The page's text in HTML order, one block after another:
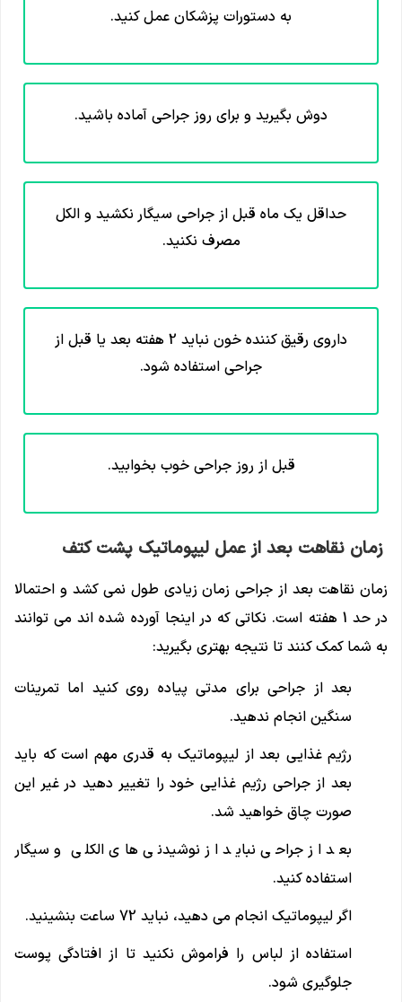
به دستورات پزشکان عمل کنید.
دوش بگیرید و برای روز جراحی آماده باشید.
حداقل یک ماه قبل از جراحی سیگار نکشید و الکل
مصرف نکنید.
داروی رقیق کننده خون نباید 2 هفته بعد یا قبل از
جراحی استفاده شود.
قبل از روز جراحی خوب بخوابید.
زمان نقاهت بعد از عمل لیپوماتیک پشت کتف
زمان نقاهت بعد از جراحی زمان زیادی طول نمی کشد و احتمالا
در حد 1 هفته است. نکاتی که در اینجا آورده شده اند می توانند
به شما کمک کنند تا نتیجه بهتری بگیرید:
بعد از جراحی برای مدتی پیاده روی کنید اما تمرینات
سنگین انجام ندهید.
رژیم غذایی بعد از لیپوماتیک به قدری مهم است که باید
بعد از جراحی رژیم غذایی خود را تغییر دهید در غیر این
صورت چاق خواهید شد.
بعد از جراحی نباید از نوشیدنی های الکلی و سیگار
استفاده کنید.
اگر لیپوماتیک انجام می دهید، نباید 72 ساعت بنشینید.
استفاده از لباس را فراموش نکنید تا از افتادگی پوست
جلوگیری شود.